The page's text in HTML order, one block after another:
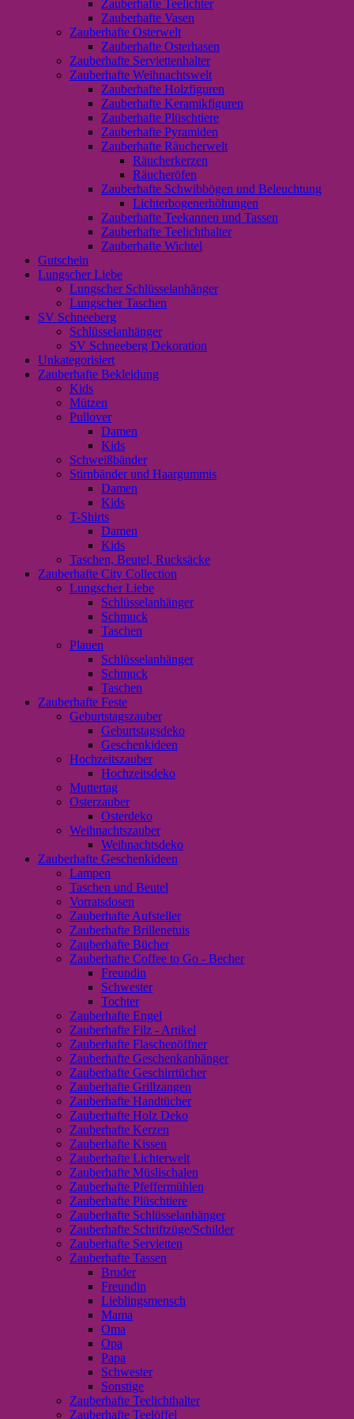
Zauberhafte Teelichter
Zauberhafte Vasen
Zauberhafte Osterwelt
Zauberhafte Osterhasen
Zauberhafte Serviettenhalter
Zauberhafte Weihnachtswelt
Zauberhafte Holzfiguren
Zauberhafte Keramikfiguren
Zauberhafte Plüschtiere
Zauberhafte Pyramiden
Zauberhafte Räucherwelt
Räucherkerzen
Räucheröfen
Zauberhafte Schwibbögen und Beleuchtung
Lichterbogenerhöhungen
Zauberhafte Teekannen und Tassen
Zauberhafte Teelichthalter
Zauberhafte Wichtel
Gutschein
Lungscher Liebe
Lungscher Schlüsselanhänger
Lungscher Taschen
SV Schneeberg
Schlüsselanhänger
SV Schneeberg Dekoration
Unkategorisiert
Zauberhafte Bekleidung
Kids
Mützen
Pullover
Damen
Kids
Schweißbänder
Stirnbänder und Haargummis
Damen
Kids
T-Shirts
Damen
Kids
Taschen, Beutel, Rucksäcke
Zauberhafte City Collection
Lungscher Liebe
Schlüsselanhänger
Schmuck
Taschen
Plauen
Schlüsselanhänger
Schmuck
Taschen
Zauberhafte Feste
Geburtstagszauber
Geburtstagsdeko
Geschenkideen
Hochzeitszauber
Hochzeitsdeko
Muttertag
Osterzauber
Osterdeko
Weihnachtszauber
Weihnachtsdeko
Zauberhafte Geschenkideen
Lampen
Taschen und Beutel
Vorratsdosen
Zauberhafte Aufsteller
Zauberhafte Brillenetuis
Zauberhafte Bücher
Zauberhafte Coffee to Go - Becher
Freundin
Schwester
Tochter
Zauberhafte Engel
Zauberhafte Filz - Artikel
Zauberhafte Flaschenöffner
Zauberhafte Geschenkanhänger
Zauberhafte Geschirrtücher
Zauberhafte Grillzangen
Zauberhafte Handtücher
Zauberhafte Holz Deko
Zauberhafte Kerzen
Zauberhafte Kissen
Zauberhafte Lichterwelt
Zauberhafte Müslischalen
Zauberhafte Pfeffermühlen
Zauberhafte Plüschtiere
Zauberhafte Schlüsselanhänger
Zauberhafte Schriftzüge/Schilder
Zauberhafte Servietten
Zauberhafte Tassen
Bruder
Freundin
Lieblingsmensch
Mama
Oma
Opa
Papa
Schwester
Sonstige
Zauberhafte Teelichthalter
Zauberhafte Teelöffel